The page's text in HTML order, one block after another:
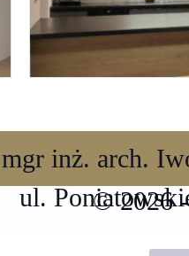
mgr inż. arch.
ul.
© 2026 -